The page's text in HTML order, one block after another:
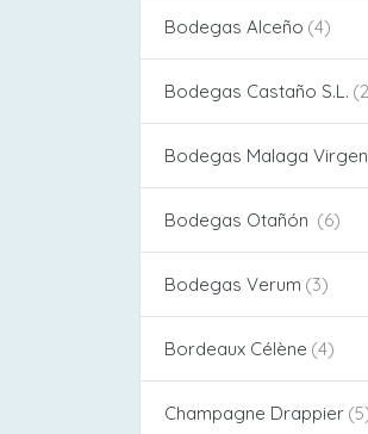
Bodegas Alceño​
Bodegas Castaño S.L.
Bodegas Malaga Virgen
Bodegas Otañón
Bodegas Verum
Bordeaux Célène
Champagne Drappier